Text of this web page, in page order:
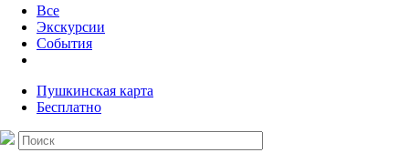
Все
Экскурсии
События
Пушкинская карта
Бесплатно